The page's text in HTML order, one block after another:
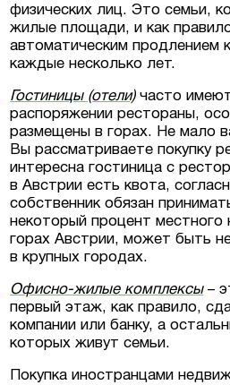
физических лиц. Это семьи,
жилые площади, и как
автоматическим продлением
каждые несколько лет.
Гостиницы (отели)часто
распоряжении рестораны,
размещены в горах. Не мало
Вы рассматриваете покупку
интересна гостиница с
в Австрии есть квота,
собственник обязан
некоторый процент местного
горах Австрии, может быть
в крупных городах.
Офисно-жилые комплексы–
первый этаж, как правило,
компании или банку, а
которых живут семьи.
Покупка иностранцами